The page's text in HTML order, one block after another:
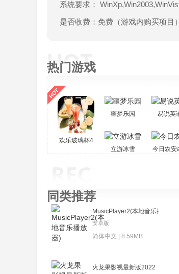
系统要求：
是否收费：免费（游戏内购买项目）
热门游戏
欢乐玻璃杯4
噩梦乐园 易说英
立游冰雪 今日农安
同类推荐
MusicPlayer2(本地音乐播放器)
安卓版
简体中文 | 8.59MB
火龙果影视最新版2022